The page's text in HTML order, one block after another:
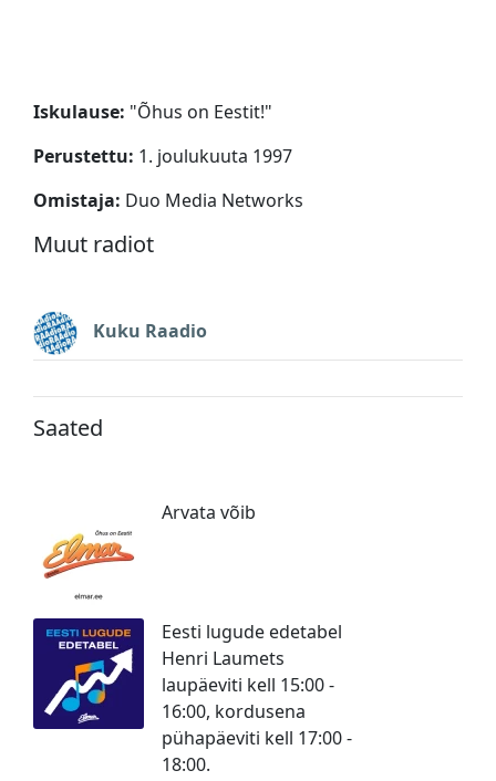
Iskulause: "Õhus on Eestit!"
Perustettu: 1. joulukuuta 1997
Omistaja: Duo Media Networks
Muut radiot
Kuku Raadio
Saated
Arvata võib
Eesti lugude edetabel
Henri Laumets
laupäeviti kell 15:00 -
16:00, kordusena
pühapäeviti kell 17:00 -
18:00.